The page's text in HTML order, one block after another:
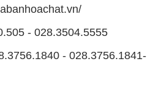
- 028.3504.5555
- 028.3756.1841-